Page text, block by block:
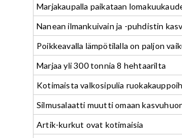
Marjakaupalla paikataan
Nanean ilmankuivain ja -puhdistin
Poikkeavalla lämpötilalla on paljon
Marjaa yli 300 tonnia 8 hehtaarilta
Kotimaista valkosipulia
Silmusalaatti muutti omaan
Artik-kurkut ovat kotimaisia